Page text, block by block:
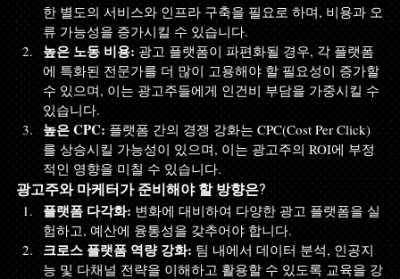
한 별도의 서비스와 인프라 구축을 필요로 하며, 비용과 오
류 가능성을 증가시킬 수 있습니다.
높은 노동 비용: 광고 플랫폼이 파편화될 경우, 각 플랫폼
에 특화된 전문가를 더 많이 고용해야 할 필요성이 증가할
수 있으며, 이는 광고주들에게 인건비 부담을 가중시킬 수
있습니다.
높은 CPC: 플랫폼 간의 경쟁 강화는 CPC(Cost Per Click)
를 상승시킬 가능성이 있으며, 이는 광고주의 ROI에 부정
적인 영향을 미칠 수 있습니다.
광고주와 마케터가 준비해야 할 방향은?
플랫폼 다각화: 변화에 대비하여 다양한 광고 플랫폼을 실
험하고, 예산에 융통성을 갖추어야 합니다.
크로스 플랫폼 역량 강화: 팀 내에서 데이터 분석, 인공지
능 및 다채널 전략을 이해하고 활용할 수 있도록 교육을 강